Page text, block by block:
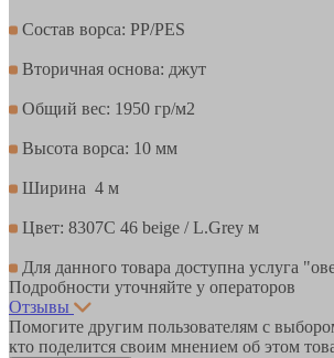
Состав ворса: PP/PES
Вторичная основа: джут
Общий вес: 1950 гр/м2
Высота ворса: 10 мм
Ширина 4 м
Цвет: 8307С 46 beige / L.Grey м
Для данного товара доступна услуга
Подробности уточняйте у операторов
Отзывы
Помогите другим пользователям с
кто поделится своим мнением об этом